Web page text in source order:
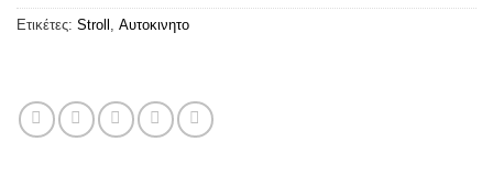
Ετικέτες: Stroll Αυτοκινητο